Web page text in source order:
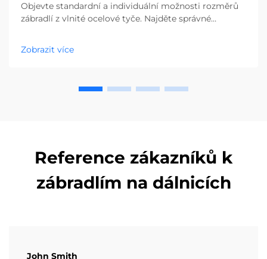
Objevte standardní a individuální možnosti rozměrů
zábradlí z vlnité ocelové tyče. Najděte správné
ještě dnes o cenovou nabídku.
Zobrazit více
Reference zákazníků k
zábradlím na dálnicích
John Smith